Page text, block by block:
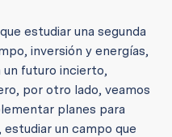
estudiar una segunda
inversión y energías,
un futuro incierto,
por otro lado, veamos
planes para
un campo que